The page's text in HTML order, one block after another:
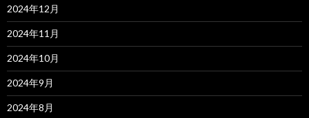
2024年12月
2024年11月
2024年10月
2024年9月
2024年8月